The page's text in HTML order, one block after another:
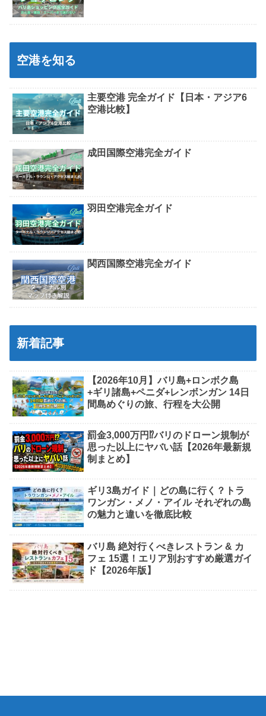
空港を知る
主要空港 完全ガイド【日本・アジア6
空港比較】
成田国際空港完全ガイド
羽田空港完全ガイド
関西国際空港完全ガイド
新着記事
【2026年10月】バリ島+ロンボク島
+ギリ諸島+ペニダ+レンボンガン 14日
間島めぐりの旅、行程を大公開
罰金3,000万円⁉バリのドローン規制が
思った以上にヤバい話【2026年最新規
制まとめ】
ギリ3島ガイド｜どの島に行く？トラ
ワンガン・メノ・アイル それぞれの島
の魅力と違いを徹底比較
バリ島 絶対行くべきレストラン & カ
フェ 15選！エリア別おすすめ厳選ガイ
ド【2026年版】